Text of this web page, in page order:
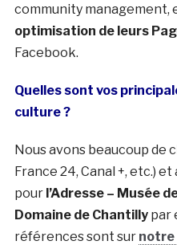
community management,
optimisation de leurs
Facebook.
Quelles sont vos
culture ?
Nous avons beaucoup de
France 24, Canal +, etc.)
pour l’Adresse – Musée
Domaine de Chantillypar
références sont sur notre